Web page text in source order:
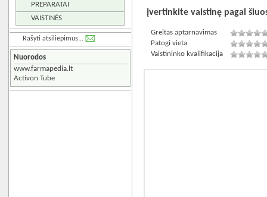
PREPARATAI
VAISTINĖS
Rašyti atsiliepimus...
Nuorodos
www.farmapedia.lt
Activon Tube
Įvertinkite vaistinę pagal
Greitas aptarnavimas
Patogi vieta
Vaistininko kvalifikacija